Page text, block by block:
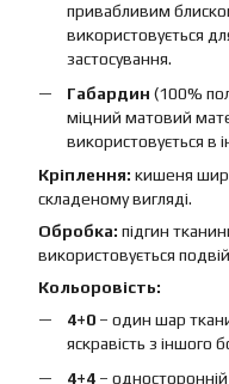
привабливим
використовується
застосування.
Габардин (100%
міцний матовий
використовується в
Кріплення: кишеня
складеному вигляді.
Обробка: підгин
використовується
Кольоровість:
4+0 – один шар
яскравість з іншого
4+4 –